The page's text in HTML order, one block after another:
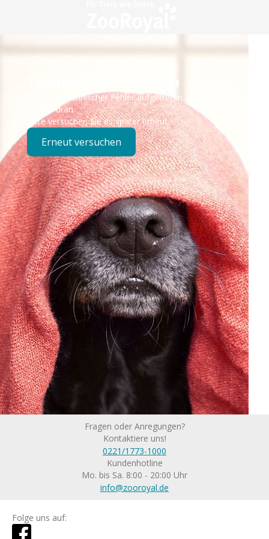
Technisches Problem
Es ist ein technischer Fehler aufgetreten – wir sind
bereits dran.
Bitte versuchen Sie es später erneut.
Erneut versuchen
Fragen oder Anregungen?
Kontaktiere uns!
0221/1773-1000
Kundenhotline
Mo. bis Sa. 8:00 - 20:00 Uhr
info@zooroyal.de
Folge uns auf: